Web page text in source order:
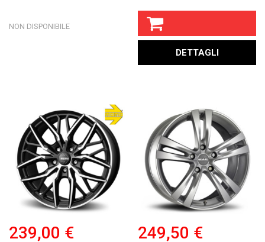
NON DISPONIBILE
DETTAGLI
239,00 € 249,50 €